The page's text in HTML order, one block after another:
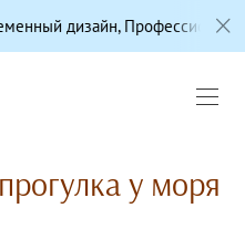
Профессиональная
у моря